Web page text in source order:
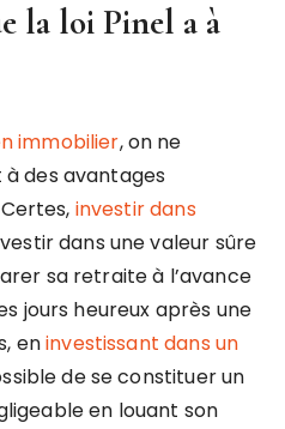
la loi Pinel a à
immobilier, on ne
des avantages
investir dans
dans une valeur sûre
sa retraite à l’avance
jours heureux après une
eninvestissant dans un
de se constituer un
en louant son